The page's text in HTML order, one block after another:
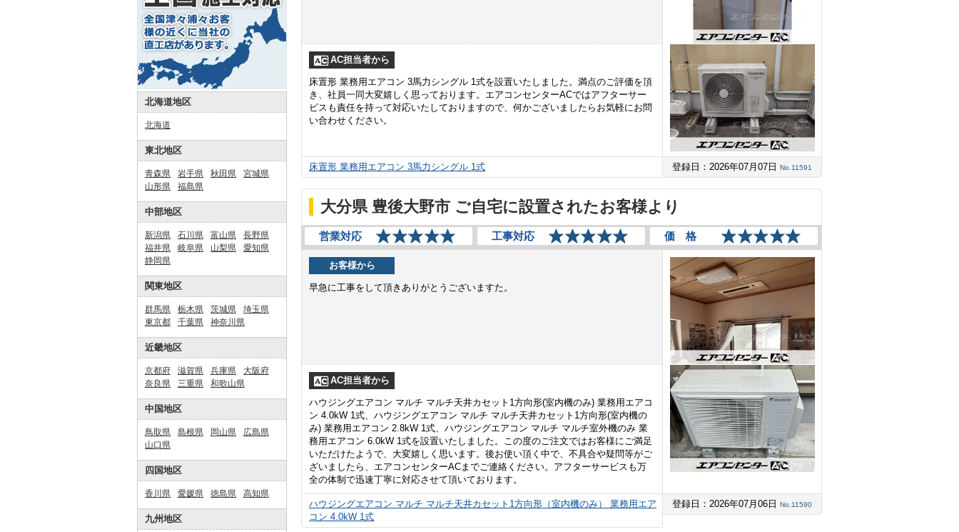
AC担当者から
床置形 業務用エアコン 3馬力シングル 1式を設置いたしました。満点のご評価を頂
き、社員一同大変嬉しく思っております。エアコンセンターACではアフターサー
ビスも責任を持って対応いたしておりますので、何かございましたらお気軽にお問
い合わせください。
床置形 業務用エアコン 3馬力シングル 1式 登録日：2026年07月07日 No.11591
大分県 豊後大野市 ご自宅に設置されたお客様より
営業対応 工事対応 価 格
お客様から
早急に工事をして頂きありがとうございますた。
AC担当者から
ハウジングエアコン マルチ マルチ天井カセット1方向形(室内機のみ) 業務用エアコ
ン 4.0kW 1式、ハウジングエアコン マルチ マルチ天井カセット1方向形(室内機の
み) 業務用エアコン 2.8kW 1式、ハウジングエアコン マルチ マルチ室外機のみ 業
務用エアコン 6.0kW 1式を設置いたしました。この度のご注文ではお客様にご満足
いただけたようで、大変嬉しく思います。後お使い頂く中で、不具合や疑問等がご
ざいましたら、エアコンセンターACまでご連絡ください。アフターサービスも万
全の体制で迅速丁寧に対応させて頂いております。
ハウジングエアコン マルチ マルチ天井カセット1方向形（室内機のみ） 業務用エア
コン 4.0kW 1式
登録日：2026年07月06日 No.11590
北海道地区
北海道
東北地区
青森県 岩手県 秋田県
宮城県
山形県
福島県
中部地区
新潟県 石川県 富山県
長野県
福井県
岐阜県 山梨県
愛知県
静岡県
関東地区
群馬県 栃木県 茨城県
埼玉県
東京都
千葉県 神奈川県
近畿地区
京都府 滋賀県 兵庫県
大阪府
奈良県
三重県 和歌山県
中国地区
鳥取県 島根県 岡山県
広島県
山口県
四国地区
香川県 愛媛県 徳島県 高知県
九州地区